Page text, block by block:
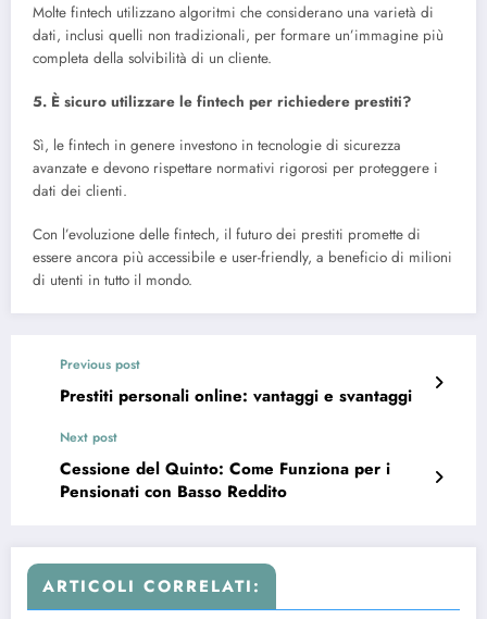
Molte fintech utilizzano algoritmi che considerano una varietà di
dati, inclusi quelli non tradizionali, per formare un’immagine più
completa della solvibilità di un cliente.
5. È sicuro utilizzare le fintech per richiedere prestiti?
Sì, le fintech in genere investono in tecnologie di sicurezza
avanzate e devono rispettare normativi rigorosi per proteggere i
dati dei clienti.
Con l’evoluzione delle fintech, il futuro dei prestiti promette di
essere ancora più accessibile e user-friendly, a beneficio di milioni
di utenti in tutto il mondo.
Previous post
Prestiti personali online: vantaggi e svantaggi
Next post
Cessione del Quinto: Come Funziona per i
Pensionati con Basso Reddito
ARTICOLI CORRELATI: